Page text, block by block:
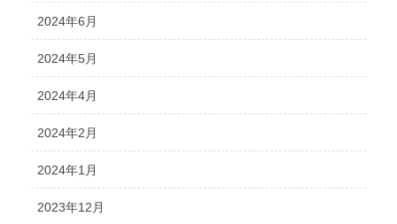
2024年6月
2024年5月
2024年4月
2024年2月
2024年1月
2023年12月